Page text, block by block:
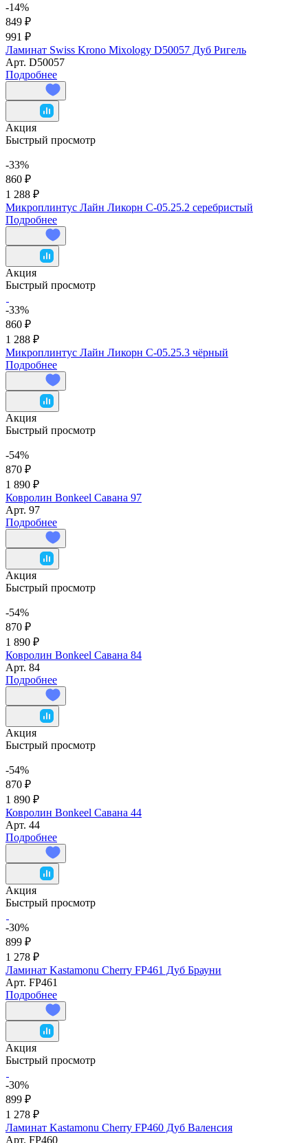
-14%
849 ₽
991 ₽
Ламинат Swiss Krono Mixology D50057 Дуб Ригель
Арт. D50057
Подробнее
Акция
Быстрый просмотр
-33%
860 ₽
1 288 ₽
Микроплинтус Лайн Ликорн С-05.25.2 серебристый
Подробнее
Акция
Быстрый просмотр
-33%
860 ₽
1 288 ₽
Микроплинтус Лайн Ликорн С-05.25.3 чёрный
Подробнее
Акция
Быстрый просмотр
-54%
870 ₽
1 890 ₽
Ковролин Bonkeel Савана 97
Арт. 97
Подробнее
Акция
Быстрый просмотр
-54%
870 ₽
1 890 ₽
Ковролин Bonkeel Савана 84
Арт. 84
Подробнее
Акция
Быстрый просмотр
-54%
870 ₽
1 890 ₽
Ковролин Bonkeel Савана 44
Арт. 44
Подробнее
Акция
Быстрый просмотр
-30%
899 ₽
1 278 ₽
Ламинат Kastamonu Cherry FP461 Дуб Брауни
Арт. FP461
Подробнее
Акция
Быстрый просмотр
-30%
899 ₽
1 278 ₽
Ламинат Kastamonu Cherry FP460 Дуб Валенсия
Арт. FP460